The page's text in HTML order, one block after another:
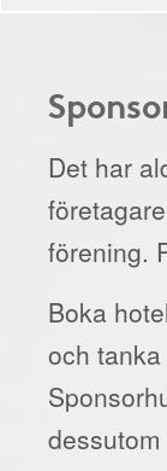
Det har
förening.
Boka
och